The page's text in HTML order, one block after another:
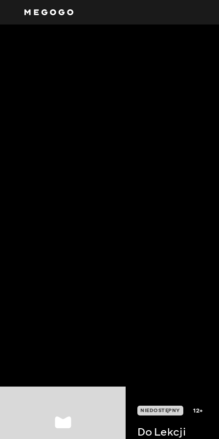
NIEDOSTĘPNY 12+
Do Lekcji